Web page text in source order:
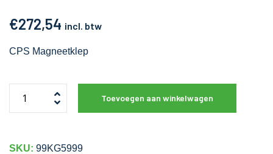
€272,54 incl. btw
CPS Magneetklep
Toevoegen aan winkelwagen
SKU: 99KG5999